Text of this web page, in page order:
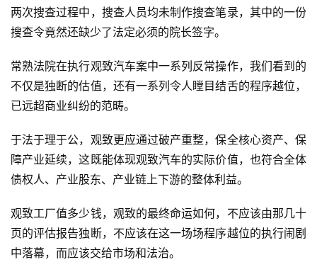
两次搜查过程中，搜查人员均未制作搜查笔录，其中的一份
搜查令竟然还缺少了法定必须的院长签字。
常熟法院在执行观致汽车案中一系列反常操作，我们看到的
不仅是独断的估值，还有一系列令人瞠目结舌的程序越位，
已远超商业纠纷的范畴。
于法于理于公，观致更应通过破产重整，保全核心资产、保
障产业延续，这既能体现观致汽车的实际价值，也符合全体
债权人、产业股东、产业链上下游的整体利益。
观致工厂值多少钱，观致的最终命运如何，不应该由那几十
页的评估报告独断，不应该在这一场场程序越位的执行闹剧
中落幕，而应该交给市场和法治。